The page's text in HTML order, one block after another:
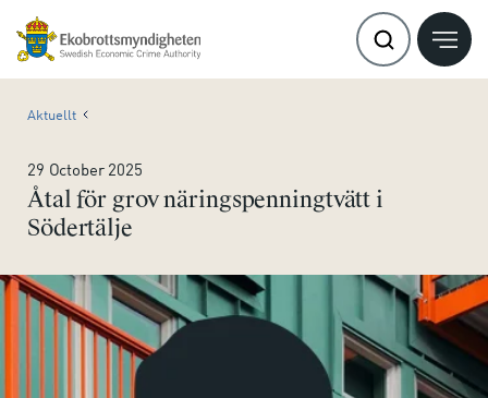
Aktuellt
29 October 2025
Åtal för grov näringspenningtvätt i
Södertälje